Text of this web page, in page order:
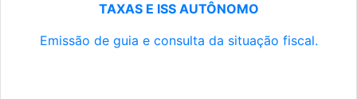
TAXAS E ISS AUTÔNOMO
Emissão de guia e consulta da situação fiscal.